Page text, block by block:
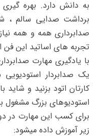
به دانش دارد. بهره
برداشت صدایی سالم ،
صدابرداری همه و همه
تجربه های اساتید این
با یادگیری مهارت
یک صدابردار
کارتان اتود بزنید و شاید
استودیوهای بزرگ مشغول
برای کسب این مهارت در
زیر آموزش داده میشود: